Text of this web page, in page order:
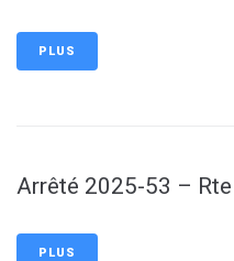
PLUS
Arrêté 2025-53 –
PLUS